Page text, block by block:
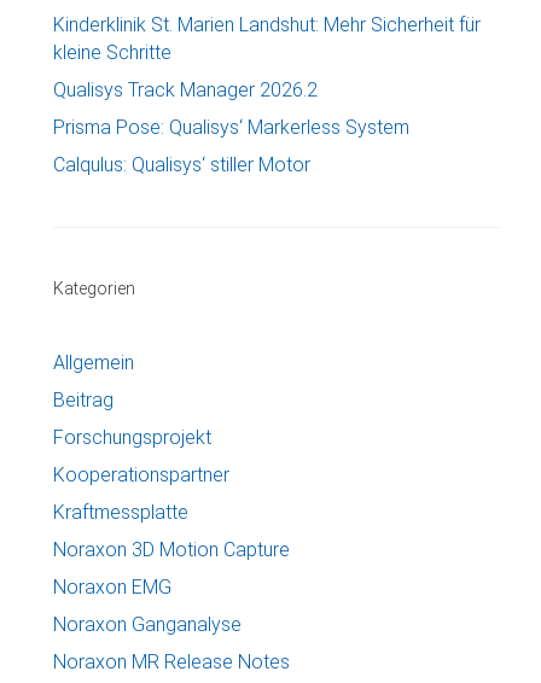
Kinderklinik St. Marien Landshut: Mehr Sicherheit für
kleine Schritte
Qualisys Track Manager 2026.2
Prisma Pose: Qualisys‘ Markerless System
Calqulus: Qualisys‘ stiller Motor
Kategorien
Allgemein
Beitrag
Forschungsprojekt
Kooperationspartner
Kraftmessplatte
Noraxon 3D Motion Capture
Noraxon EMG
Noraxon Ganganalyse
Noraxon MR Release Notes